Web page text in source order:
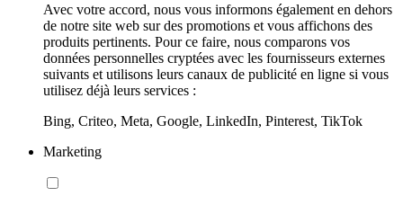
Avec votre accord, nous vous informons également en dehors
de notre site web sur des promotions et vous affichons des
produits pertinents. Pour ce faire, nous comparons vos
données personnelles cryptées avec les fournisseurs externes
suivants et utilisons leurs canaux de publicité en ligne si vous
utilisez déjà leurs services :
Bing, Criteo, Meta, Google, LinkedIn, Pinterest, TikTok
Marketing